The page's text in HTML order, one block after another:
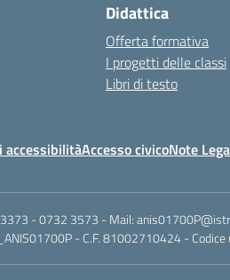
Didattica
Offerta formativa
I progetti delle classi
Libri di testo
accessibilitàAccesso civicoNote
- 0732 3573 - Mail:
- C.F. 81002710424 - Codice